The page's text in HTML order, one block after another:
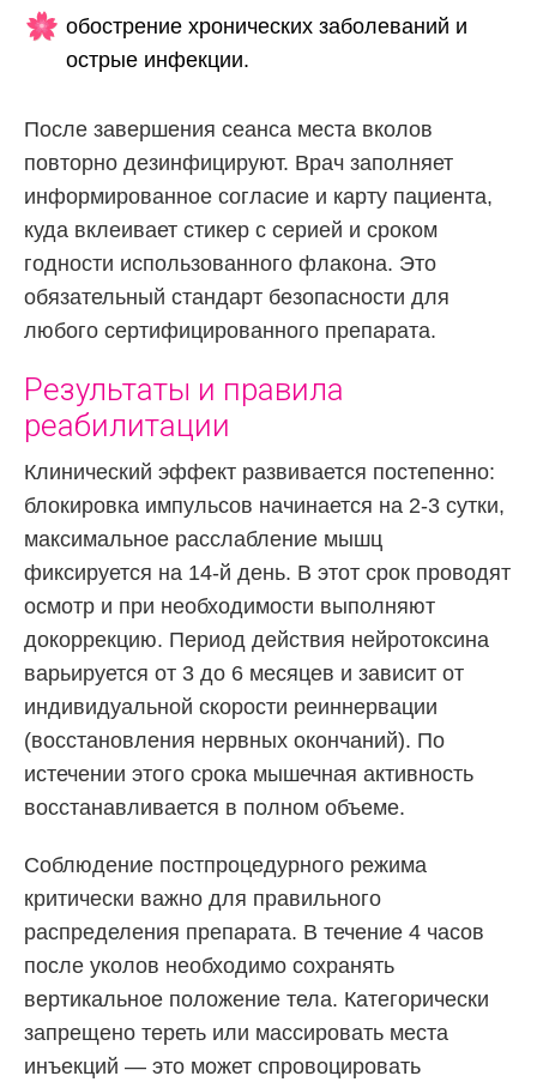
обострение хронических заболеваний и
острые инфекции.
После завершения сеанса места вколов
повторно дезинфицируют. Врач заполняет
информированное согласие и карту пациента,
куда вклеивает стикер с серией и сроком
годности использованного флакона. Это
обязательный стандарт безопасности для
любого сертифицированного препарата.
Результаты и правила
реабилитации
Клинический эффект развивается постепенно:
блокировка импульсов начинается на 2-3 сутки,
максимальное расслабление мышц
фиксируется на 14-й день. В этот срок проводят
осмотр и при необходимости выполняют
докоррекцию. Период действия нейротоксина
варьируется от 3 до 6 месяцев и зависит от
индивидуальной скорости реиннервации
(восстановления нервных окончаний). По
истечении этого срока мышечная активность
восстанавливается в полном объеме.
Соблюдение постпроцедурного режима
критически важно для правильного
распределения препарата. В течение 4 часов
после уколов необходимо сохранять
вертикальное положение тела. Категорически
запрещено тереть или массировать места
инъекций — это может спровоцировать